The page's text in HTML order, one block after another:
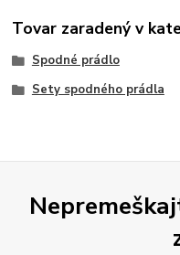
Tovar zaradený v
Spodné prádlo
Sety spodného prádla